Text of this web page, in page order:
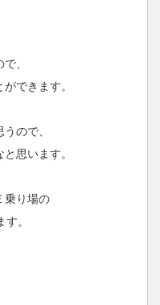
、
できます。
ので、
思います。
乗り場の
。